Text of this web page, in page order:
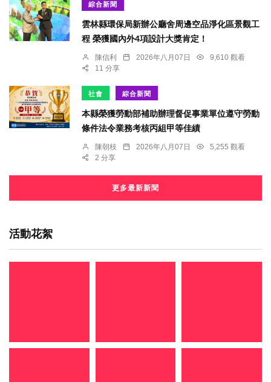
綜合新聞
雲林縣環保局新辦公廳舍周邊空品淨化區景觀工
程 榮獲國內外4項設計大獎肯定！
陳信利 2026年八月07日
9,610 觀看
11 分享
社會 綜合新聞
本縣榮獲勞動部補助辦理督促事業單位遵守勞動
條件法令業務考核丙組甲等佳績
陳朝枝 2026年八月07日
5,255 觀看
2 分享
更多最新新聞
活動花絮